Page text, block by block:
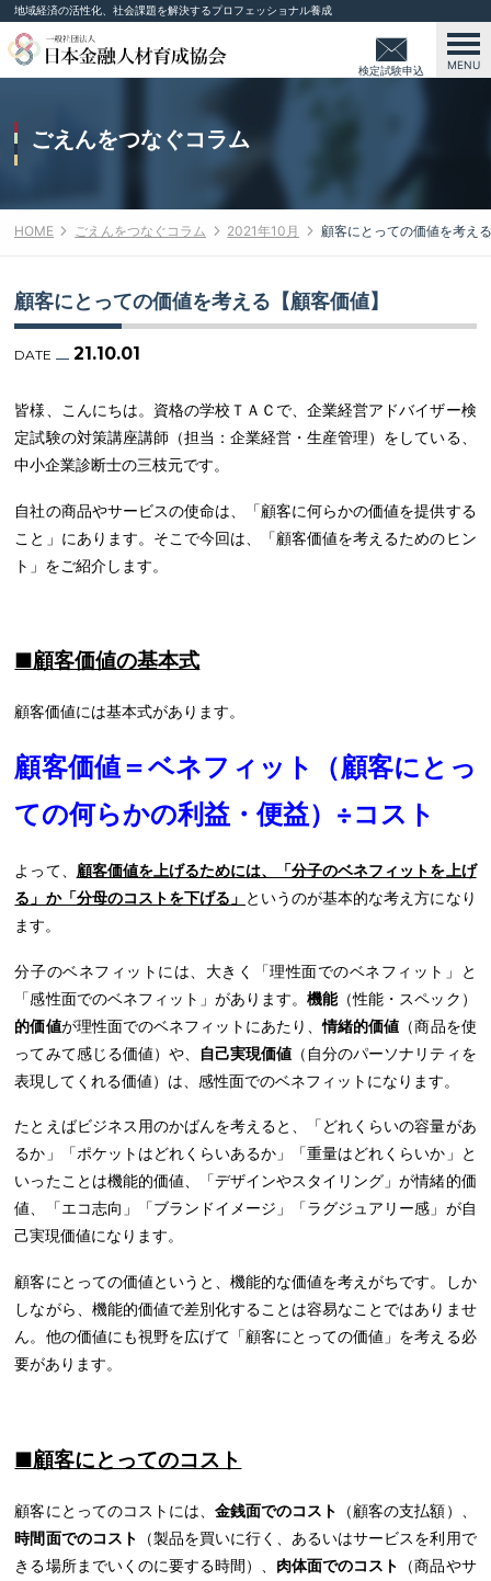
地域経済の活性化、社会課題を解決するプロフェッショナル養成
検定試験申込
み
MENU
ごえんをつなぐコラム
HOME ごえんをつなぐコラム 2021年10月 顧客にとっての価値を考え
顧客にとっての価値を考える【顧客価値】
DATE 21.10.01
皆様、こんにちは。資格の学校ＴＡＣで、企業経営アドバイザー検
定試験の対策講座講師（担当：企業経営・生産管理）をしている、
中小企業診断士の三枝元です。
自社の商品やサービスの使命は、「顧客に何らかの価値を提供する
こと」にあります。そこで今回は、「顧客価値を考えるためのヒン
ト」をご紹介します。
■顧客価値の基本式
顧客価値には基本式があります。
顧客価値＝ベネフィット（顧客にとっ
ての何らかの利益・便益）÷コスト
よって、 顧客価値を上げるためには、「分子のベネフィットを上げ
る」か「分母のコストを下げる」 というのが基本的な考え方になり
ます。
分子のベネフィットには、大きく「理性面でのベネフィット」と
「感性面でのベネフィット」があります。機能（性能・スペック）
的価値が理性面でのベネフィットにあたり、情緒的価値 （商品を使
ってみて感じる価値）や、
自己実現価値 （自分のパーソナリティを
表現してくれる価値）は、感性面でのベネフィットになります。
たとえばビジネス用のかばんを考えると、「どれくらいの容量があ
るか」「ポケットはどれくらいあるか」「重量はどれくらいか」と
いったことは機能的価値、「デザインやスタイリング」が情緒的価
値、「エコ志向」「ブランドイメージ」「ラグジュアリー感」が自
己実現価値になります。
顧客にとっての価値というと、機能的な価値を考えがちです。しか
しながら、機能的価値で差別化することは容易なことではありませ
ん。他の価値にも視野を広げて「顧客にとっての価値」を考える必
要があります。
■顧客にとってのコスト
顧客にとってのコストには、 金銭面でのコスト
（顧客の支払額）、
時間面でのコスト
（製品を買いに行く、あるいはサービスを利用で
きる場所までいくのに要する時間）、 肉体面でのコスト
（商品やサ